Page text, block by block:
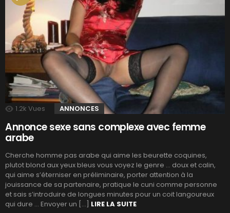
1.2k Vues ANNONCES
Annonce sexe sans complexe avec femme
arabe
Cherche homme pas arabe qui aime les beurette coquines,
plutot blond aux yeux bleus vous voyez le genre … doux et calin,
qui aime s’éterniser en préliminaire, porter attention à la
jouissance de sa partenaire, pratique le cuni comme personne
et sais s’introduire de longues minutes pour un coit langoureux
qui dure … Envoyer un […] LIRE LA SUITE